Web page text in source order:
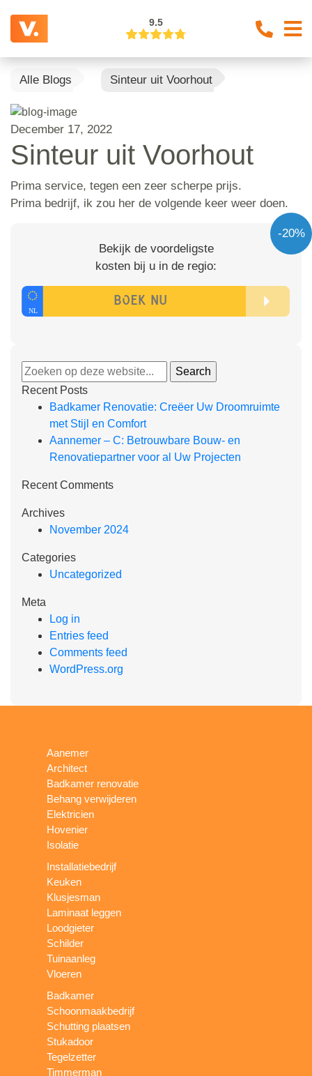
9.5
Alle Blogs Sinteur uit Voorhout
December 17, 2022
Sinteur uit Voorhout
Prima service, tegen een zeer scherpe prijs.
Prima bedrijf, ik zou her de volgende keer weer doen.
-20%
Bekijk de voordeligste
kosten bij u in de regio:
Recent Posts
Badkamer Renovatie: Creëer Uw Droomruimte
met Stijl en Comfort
Aannemer – C: Betrouwbare Bouw- en
Renovatiepartner voor al Uw Projecten
Recent Comments
Archives
November 2024
Categories
Uncategorized
Meta
Log in
Entries feed
Comments feed
WordPress.org
Aanemer
Architect
Badkamer renovatie
Behang verwijderen
Elektricien
Hovenier
Isolatie
Installatiebedrijf
Keuken
Klusjesman
Laminaat leggen
Loodgieter
Schilder
Tuinaanleg
Vloeren
Badkamer
Schoonmaakbedrijf
Schutting plaatsen
Stukadoor
Tegelzetter
Timmerman